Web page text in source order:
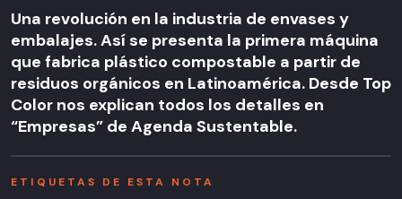
Una revolución en la industria de envases y
embalajes. Así se presenta la primera máquina
que fabrica plástico compostable a partir de
residuos orgánicos en Latinoamérica. Desde Top
Color nos explican todos los detalles en
“Empresas” de Agenda Sustentable.
ETIQUETAS DE ESTA NOTA